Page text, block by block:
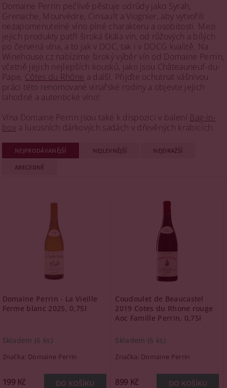
Domaine Perrin pečlivě pěstuje odrůdy jako Syrah,
Grenache, Mourvèdre, Cinsault a Viognier, aby vytvořili
nezapomenutelné víno plné charakteru a osobitosti. Mezi
jejich produkty patří široká škála vín, od růžových a bílých
po červená vína, a to jak v DOC, tak i v DOCG kvalitě. Na
Winehouse.cz nabízíme široký výběr vín od Domaine Perrin,
včetně jejich nejlepších kousků, jako jsou Châteauneuf-du-
Pape, Côtes du Rhône a další. Přijďte ochutnat vášnivou
práci této renomované vinařské rodiny a objevte jejich
lahodné a autentické víno!
Vína Domaine Perrin jsou také k dispozici v balení Bag-in-
box a luxusních dárkových sadách v dřevěných krabicích.
NEJPRODÁVANĚJŠÍ NEJLEVNĚJŠÍ NEJDRAŽŠÍ
ABECEDNĚ
Domaine Perrin - La Vieille
Ferme blanc 2025, 0,75l
Skladem (6 ks)
Značka: Domaine Perrin
199 Kč
Coudoulet de Beaucastel
2019 Cotes du Rhone rouge
Aoc Famille Perrin, 0,75l
Skladem (6 ks)
Značka: Domaine Perrin
899 Kč